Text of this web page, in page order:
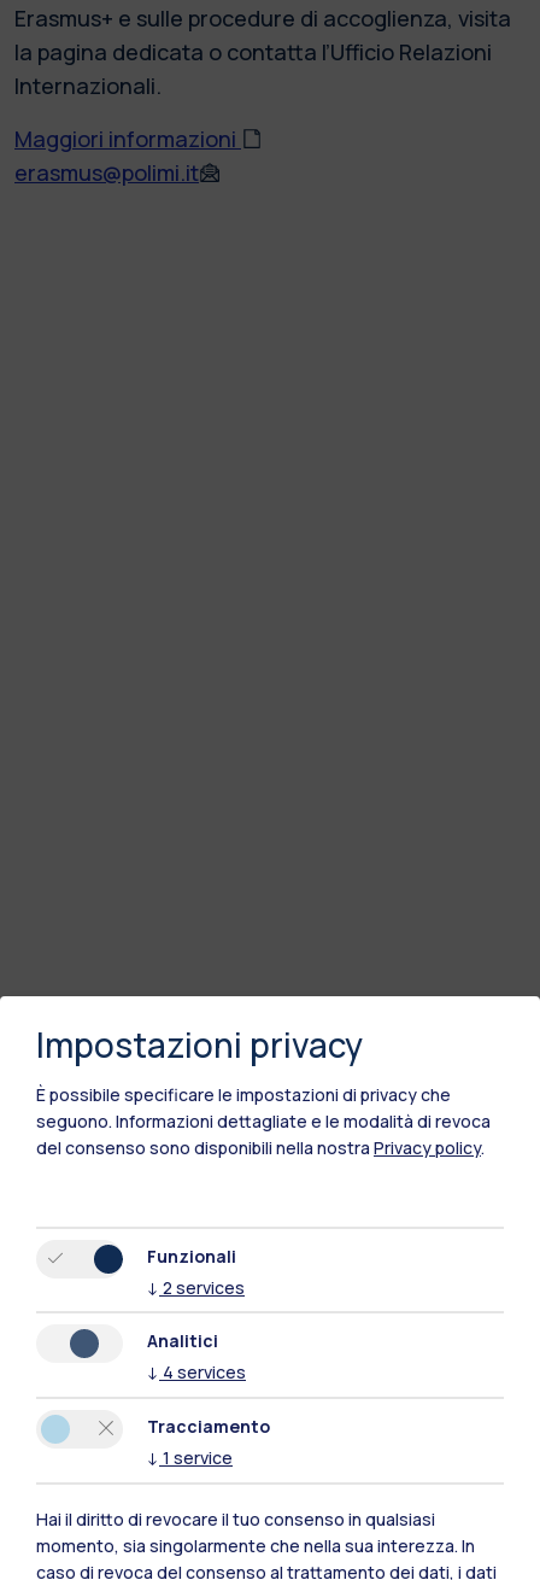
Erasmus+ e sulle procedure di accoglienza, visita
la pagina dedicata o contatta l’Ufficio Relazioni
Internazionali.
Maggiori informazioni
erasmus@polimi.it
Polimi Community
Tutti i siti dell’ecosistema
Residenze Frontiere
Impostazioni privacy
È possibile specificare le impostazioni di privacy che
seguono. Informazioni dettagliate e le modalità di revoca
del consenso sono disponibili nella nostra Privacy policy.
Funzionali
↓ 2 services
Analitici
↓ 4 services
Tracciamento
↓ 1 service
Hai il diritto di revocare il tuo consenso in qualsiasi
momento, sia singolarmente che nella sua interezza. In
caso di revoca del consenso al trattamento dei dati, i dati